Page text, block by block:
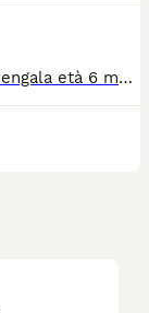
Splendido cucciolo maschio di gatto del Bengala età 6 mesi dal carattere eccezionale dolce ed equilibrato e dalla colorazione particolarmente rara e pregiata. Il piccolo presenta un manto brillante e occhi di un verde intenso che lasciano senza fiato. In casa si dimostra affettuoso e curioso, mentre all'esterno esplora con sicurezza e tranquillità. Adatto sia alla vita indoor che outdoor Aspetto selvaggio, anima domestica Le foto parlano da sole - questo cucciolo è un vero gioiello!